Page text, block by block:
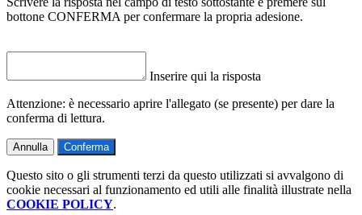
bottone CONFERMA per confermare la propria adesione.
Inserire qui la risposta
Attenzione: è necessario aprire l'allegato (se presente) per dare la
conferma di lettura.
Annulla Conferma
Questo sito o gli strumenti terzi da questo utilizzati si avvalgono di
cookie necessari al funzionamento ed utili alle finalità illustrate nella
COOKIE POLICY.